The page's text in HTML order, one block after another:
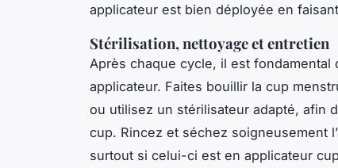
applicateur est bien déployée en
Stérilisation, nettoyage et entretien
Après chaque cycle, il est fondamental
applicateur. Faites bouillir la cup
ou utilisez un stérilisateur adapté, afin
cup. Rincez et séchez soigneusement
surtout si celui-ci est en applicateur